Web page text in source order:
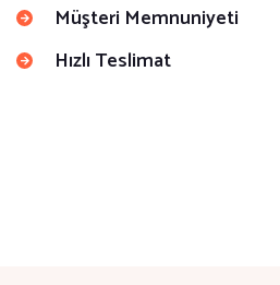
Müşteri Memnuniyeti
Hızlı Teslimat